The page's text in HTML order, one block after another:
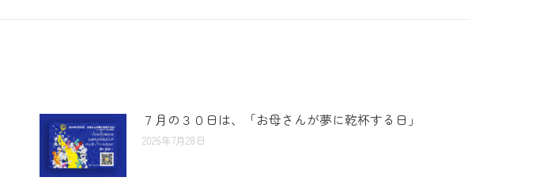
７月の３０日は、「お母さんが夢に乾杯する日」
2026年7月28日